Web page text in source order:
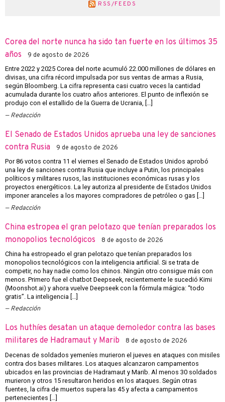
RSS/FEEDS
Corea del norte nunca ha sido tan fuerte en los últimos 35
años
9 de agosto de 2026
Entre 2022 y 2025 Corea del norte acumuló 22.000 millones de dólares en
divisas, una cifra récord impulsada por sus ventas de armas a Rusia,
según Bloomberg. La cifra representa casi cuatro veces la cantidad
acumulada durante los cuatro años anteriores. El punto de inflexión se
produjo con el estallido de la Guerra de Ucrania, […]
Redacción
El Senado de Estados Unidos aprueba una ley de sanciones
contra Rusia
9 de agosto de 2026
Por 86 votos contra 11 el viernes el Senado de Estados Unidos aprobó
una ley de sanciones contra Rusia que incluye a Putin, los principales
políticos y militares rusos, las instituciones económicas rusas y los
proyectos energéticos. La ley autoriza al presidente de Estados Unidos
imponer aranceles a los mayores compradores de petróleo o gas […]
Redacción
China estropea el gran pelotazo que tenían preparados los
monopolios tecnológicos
8 de agosto de 2026
China ha estropeado el gran pelotazo que tenían preparados los
monopolios tecnológicos con la inteligencia artificial. Si se trata de
competir, no hay nadie como los chinos. Ningún otro consigue más con
menos. Primero fue el chatbot Deepseek, recientemente le sucedió Kimi
(Moonshot.ai) y ahora vuelve Deepseek con la fórmula mágica: “todo
gratis”. La inteligencia […]
Redacción
Los huthíes desatan un ataque demoledor contra las bases
militares de Hadramaut y Marib
8 de agosto de 2026
Decenas de soldados yemeníes murieron el jueves en ataques con misiles
contra dos bases militares. Los ataques alcanzaron campamentos
ubicados en las provincias de Hadramaut y Marib. Al menos 30 soldados
murieron y otros 15 resultaron heridos en los ataques. Según otras
fuentes, la cifra de muertos supera las 45 y afecta a campamentos
pertenecientes […]